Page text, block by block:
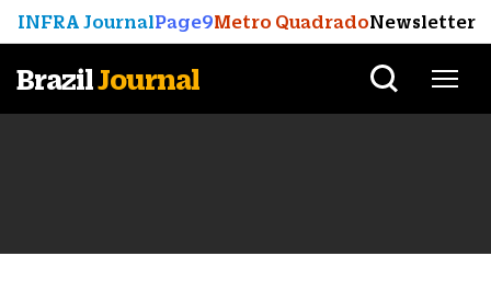
INFRA JournalPage9Metro QuadradoNewsletter
BrazilJournal